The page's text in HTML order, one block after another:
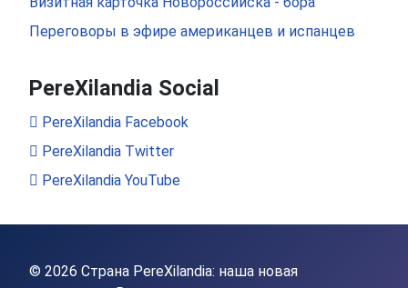
Переговоры в эфире американцев и испанцев
PereXilandia Social
PereXilandia Facebook
PereXilandia Twitter
PereXilandia YouTube
© 2026 Страна PereXilandia: наша новая